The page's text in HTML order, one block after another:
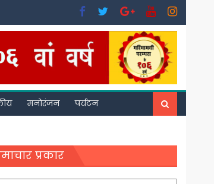
मनोरंजन पर्यटन
प्रकार